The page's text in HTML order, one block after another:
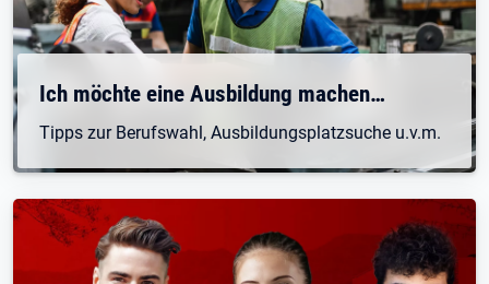
Ich möchte eine Ausbildung machen…
Tipps zur Berufswahl, Ausbildungsplatzsuche u.v.m.